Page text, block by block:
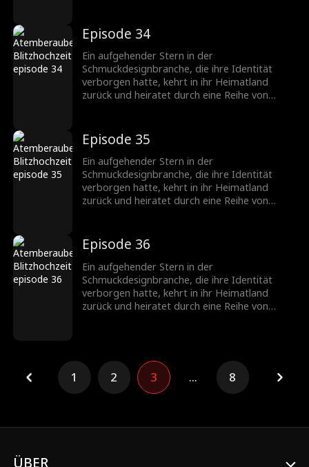
verschiedene Hindernisse überwunden haben,
wächst ihre Zuneigung zueinander, und sie
werden ein gefeiertes Paar in der
Schmuckbranche.
Episode 34
Ein aufgehender Stern in der
Schmuckdesignbranche, die ihre Identität
verborgen hatte, kehrt in ihr Heimatland
zurück und heiratet durch eine Reihe von
verschiedene Hindernisse überwunden haben,
wächst ihre Zuneigung zueinander, und sie
werden ein gefeiertes Paar in der
Schmuckbranche.
Episode 35
Ein aufgehender Stern in der
Schmuckdesignbranche, die ihre Identität
verborgen hatte, kehrt in ihr Heimatland
zurück und heiratet durch eine Reihe von
verschiedene Hindernisse überwunden haben,
wächst ihre Zuneigung zueinander, und sie
werden ein gefeiertes Paar in der
Schmuckbranche.
Episode 36
Ein aufgehender Stern in der
Schmuckdesignbranche, die ihre Identität
verborgen hatte, kehrt in ihr Heimatland
zurück und heiratet durch eine Reihe von
wächst ihre Zuneigung zueinander, und sie
werden ein gefeiertes Paar in der
Schmuckbranche.
1 2 3 ... 8
ÜBER